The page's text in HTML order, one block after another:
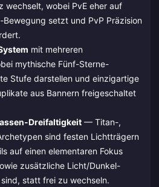
wechselt, wobei PvE eher auf
setzt und PvP Präzision
mit mehreren
mythische Fünf-Sterne-
Stufe darstellen und einzigartige
aus Bannern freigeschaltet
Dreifaltigkeit— Titan-,
sind festen Lichtträgern
auf einen elementaren Fokus
zusätzliche Licht/Dunkel-
statt frei zu wechseln.